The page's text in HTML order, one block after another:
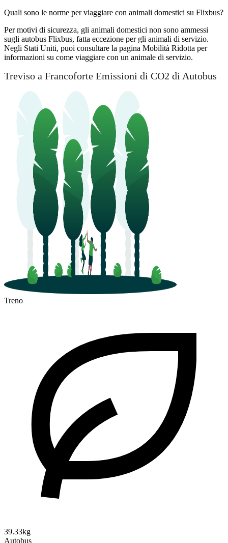
Quali sono le norme per viaggiare con animali domestici su Flixbus?
Per motivi di sicurezza, gli animali domestici non sono ammessi
sugli autobus Flixbus, fatta eccezione per gli animali di servizio.
Negli Stati Uniti, puoi consultare la pagina Mobilità Ridotta per
informazioni su come viaggiare con un animale di servizio.
Treviso a Francoforte Emissioni di CO2 di Autobus
Treno
39.33kg
Autobus